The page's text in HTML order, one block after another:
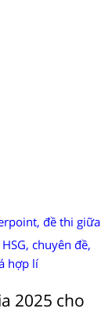
đề thi giữa
chuyên đề,
hợp lí
2025 cho